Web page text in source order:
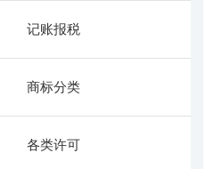
记账报税
商标分类
各类许可